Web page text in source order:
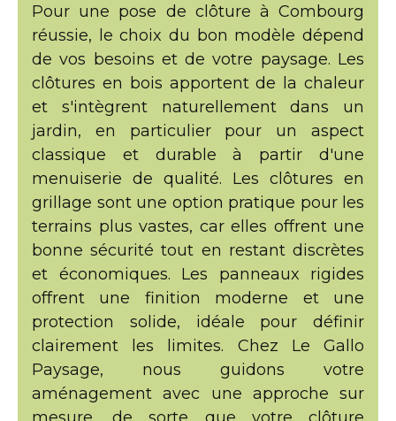
Pour une pose de clôture à Combourg
réussie, le choix du bon modèle dépend
de vos besoins et de votre paysage. Les
clôtures en bois apportent de la chaleur
et s'intègrent naturellement dans un
jardin, en particulier pour un aspect
classique et durable à partir d'une
menuiserie de qualité. Les clôtures en
grillage sont une option pratique pour les
terrains plus vastes, car elles offrent une
bonne sécurité tout en restant discrètes
et économiques. Les panneaux rigides
offrent une finition moderne et une
protection solide, idéale pour définir
clairement les limites. Chez Le Gallo
Paysage, nous guidons votre
aménagement avec une approche sur
mesure, de sorte que votre clôture